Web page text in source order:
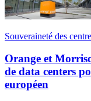
Souveraineté des
Orange et
de data centers
européen